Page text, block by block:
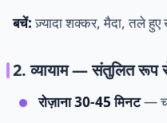
बचें:ज़्यादा शक्कर, मैदा, तले
2. व्यायाम — संतुलित रूप
रोज़ाना 30-45 मिनट—